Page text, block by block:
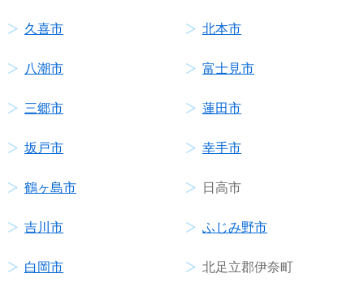
久喜市 北本市
八潮市 富士見市
三郷市 蓮田市
坂戸市 幸手市
鶴ヶ島市 日高市
吉川市 ふじみ野市
白岡市 北足立郡伊奈町